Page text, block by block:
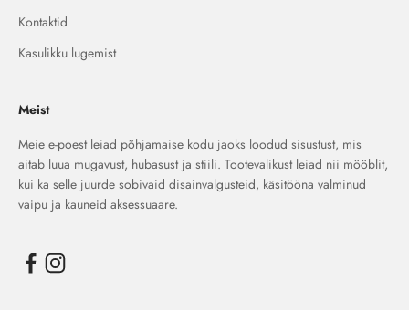
Kontaktid
Kasulikku lugemist
Meist
Meie e-poest leiad põhjamaise kodu jaoks loodud sisustust, mis
aitab luua mugavust, hubasust ja stiili. Tootevalikust leiad nii mööblit,
kui ka selle juurde sobivaid disainvalgusteid, käsitööna valminud
vaipu ja kauneid aksessuaare.